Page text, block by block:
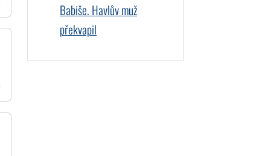
Babiše. Havlův muž
překvapil